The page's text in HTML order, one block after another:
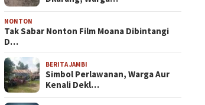
NONTON
Tak Sabar Nonton Film Moana Dibintangi
D…
BERITA JAMBI
Simbol Perlawanan, Warga Aur
Kenali Dekl…